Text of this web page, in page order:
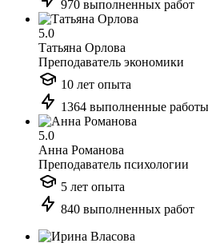
970 выполненных работ
5.0
Татьяна Орлова
Преподаватель экономики
10 лет опыта
1364 выполненные работы
5.0
Анна Романова
Преподаватель психологии
5 лет опыта
840 выполненных работ